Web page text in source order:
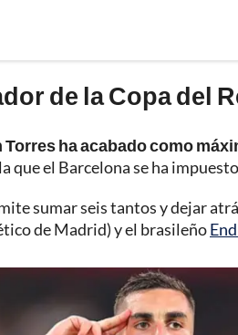
de la Copa del
Torres ha acabado como
que el Barcelona se ha
sumar seis tantos y dejar
de Madrid) y el brasileño